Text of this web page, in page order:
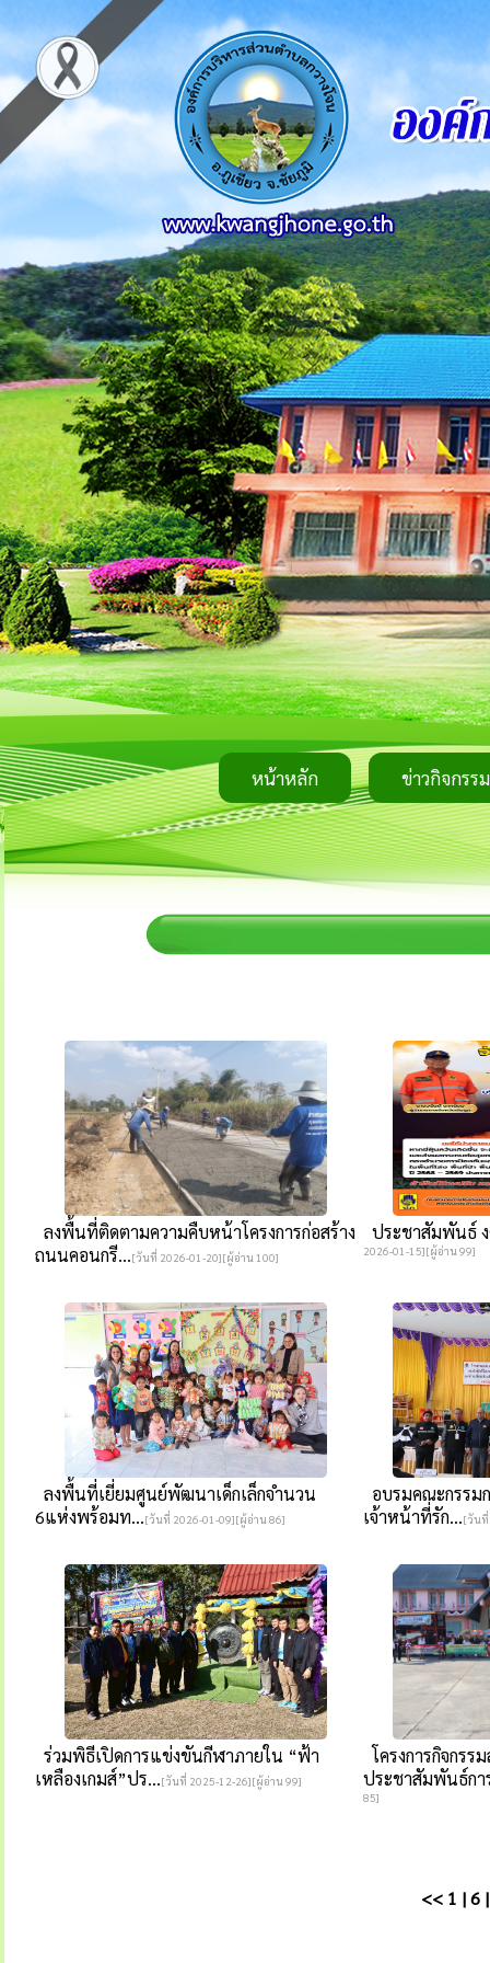
หน้าหลัก ข่าวกิจกรรม
ลงพื้นที่ติดตามความคืบหน้าโครงการก่อสร้าง
ถนนคอนกรี...[วันที่ 2026-01-20][ผู้อ่าน 100]
ประชาสัมพันธ์ ง
2026-01-15][ผู้อ่าน 99]
ลงพื้นที่เยี่ยมศูนย์พัฒนาเด็กเล็กจำนวน
6แห่งพร้อมท...[วันที่ 2026-01-09][ผู้อ่าน 86]
อบรมคณะกรรม
เจ้าหน้าที่รัก...[วันที่
ร่วมพิธีเปิดการแข่งขันกีฬาภายใน “ฟ้า
เหลืองเกมส์”ปร...[วันที่ 2025-12-26][ผู้อ่าน 99]
โครงการกิจกรร
ประชาสัมพันธ์กา
85]
<< 1 |6